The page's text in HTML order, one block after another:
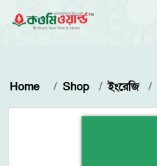
Home Shop ইংরেজি